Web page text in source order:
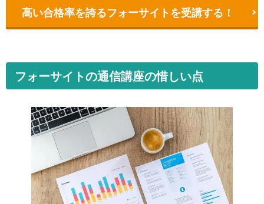
高い合格率を誇るフォーサイトを受講する！
フォーサイトの通信講座の惜しい点